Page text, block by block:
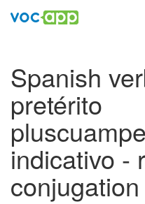
Spanish
pretérito
indicativo -
conjugation